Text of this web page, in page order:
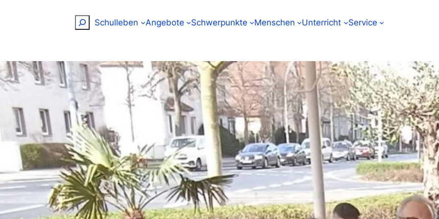
SuchenSchulleben Angebote Schwerpunkte Menschen Unterricht Service